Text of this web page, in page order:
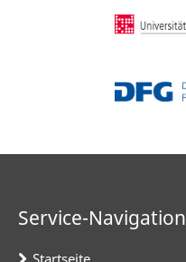
Service-Navigation